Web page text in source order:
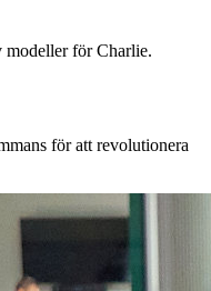
för Charlie.
för att revolutionera